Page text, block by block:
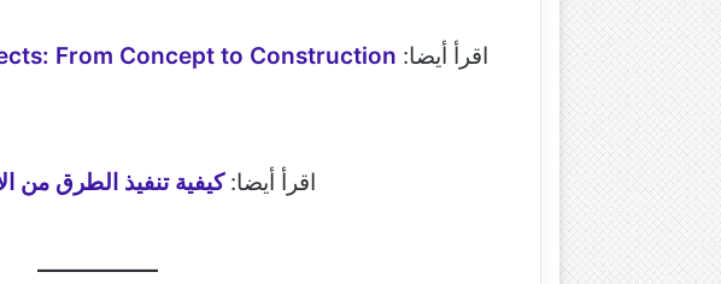
اقرأ أيضا: From Concept to Construction
اقرأ أيضا:كيفية تنفيذ الطرق من